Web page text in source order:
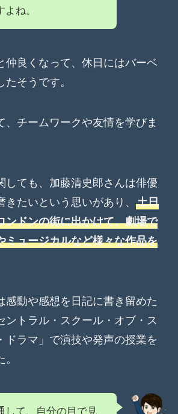
ね。
仲良くなって、休日にはバーベ
そうです。
、チームワークや友情を学びま
しても、加藤清史郎さんは俳優
きたいという思いがあり、 土日
ンドンの街に出かけて、劇場で
ミュージカルなど様々な作品を
感動や感想を日記に書き留めた
ントラル・スクール・オブ・ス
ドラマ」で演技や発声の授業を
して、自分の目で見